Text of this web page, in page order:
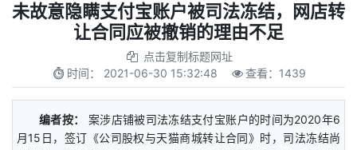
未故意隐瞒支付宝账户被司法冻结，网店转
让合同应被撤销的理由不足
点击复制标题网址
时间： 2021-06-30 15:32:48 查看： 1439
编者按：
案涉店铺被司法冻结支付宝账户的时间为2020年6
月15日，签订《公司股权与天猫商城转让合同》时，司法冻结尚